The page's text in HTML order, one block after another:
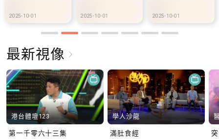
股調整藉口
2025-10-01 2025-10-01 2025-10-01
最新視像
港台體壇123
第一千零六十三集
學人沙龍
滿肚食經